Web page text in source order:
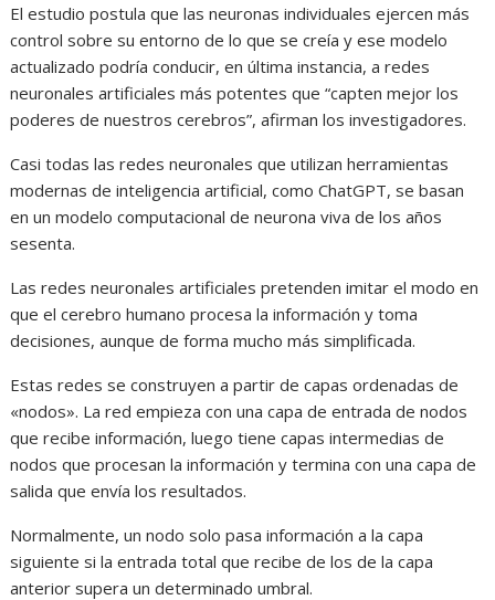
El estudio postula que las neuronas individuales ejercen más
control sobre su entorno de lo que se creía y ese modelo
actualizado podría conducir, en última instancia, a redes
neuronales artificiales más potentes que “capten mejor los
poderes de nuestros cerebros”, afirman los investigadores.
Casi todas las redes neuronales que utilizan herramientas
modernas de inteligencia artificial, como ChatGPT, se basan
en un modelo computacional de neurona viva de los años
sesenta.
Las redes neuronales artificiales pretenden imitar el modo en
que el cerebro humano procesa la información y toma
decisiones, aunque de forma mucho más simplificada.
Estas redes se construyen a partir de capas ordenadas de
«nodos». La red empieza con una capa de entrada de nodos
que recibe información, luego tiene capas intermedias de
nodos que procesan la información y termina con una capa de
salida que envía los resultados.
Normalmente, un nodo solo pasa información a la capa
siguiente si la entrada total que recibe de los de la capa
anterior supera un determinado umbral.